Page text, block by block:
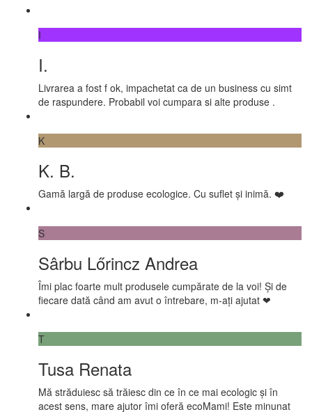
I
I.
Livrarea a fost f ok, impachetat ca de un business cu simt
de raspundere. Probabil voi cumpara si alte produse .
K
K. B.
Gamă largă de produse ecologice. Cu suflet și inimă. ❤️
S
Sârbu Lőrincz Andrea
Îmi plac foarte mult produsele cumpărate de la voi! Și de
fiecare dată când am avut o întrebare, m-ați ajutat ❤
T
Tusa Renata
Mă străduiesc să trăiesc din ce în ce mai ecologic și în
acest sens, mare ajutor îmi oferă ecoMami! Este minunat